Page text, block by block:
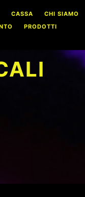
CASSA CHI SIAMO
PRODOTTI